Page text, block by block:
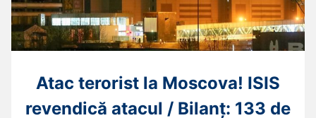
Atac terorist la Moscova! ISIS
revendică atacul / Bilanț: 133 de